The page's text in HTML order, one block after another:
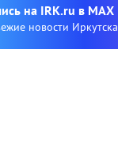
на IRK.ru в MAX
новости Иркутска